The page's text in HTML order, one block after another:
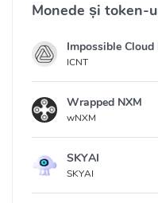
Monede și token-
Impossible
ICNT
Wrapped NXM
wNXM
SKYAI
SKYAI